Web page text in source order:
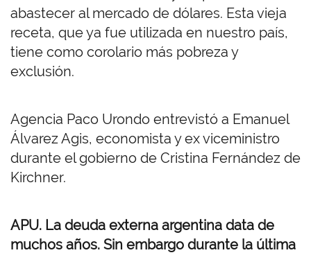
abastecer al mercado de dólares. Esta vieja
receta, que ya fue utilizada en nuestro país,
tiene como corolario más pobreza y
exclusión.
Agencia Paco Urondo entrevistó a Emanuel
Álvarez Agis, economista y ex viceministro
durante el gobierno de Cristina Fernández de
Kirchner.
APU. La deuda externa argentina data de
muchos años. Sin embargo durante la última